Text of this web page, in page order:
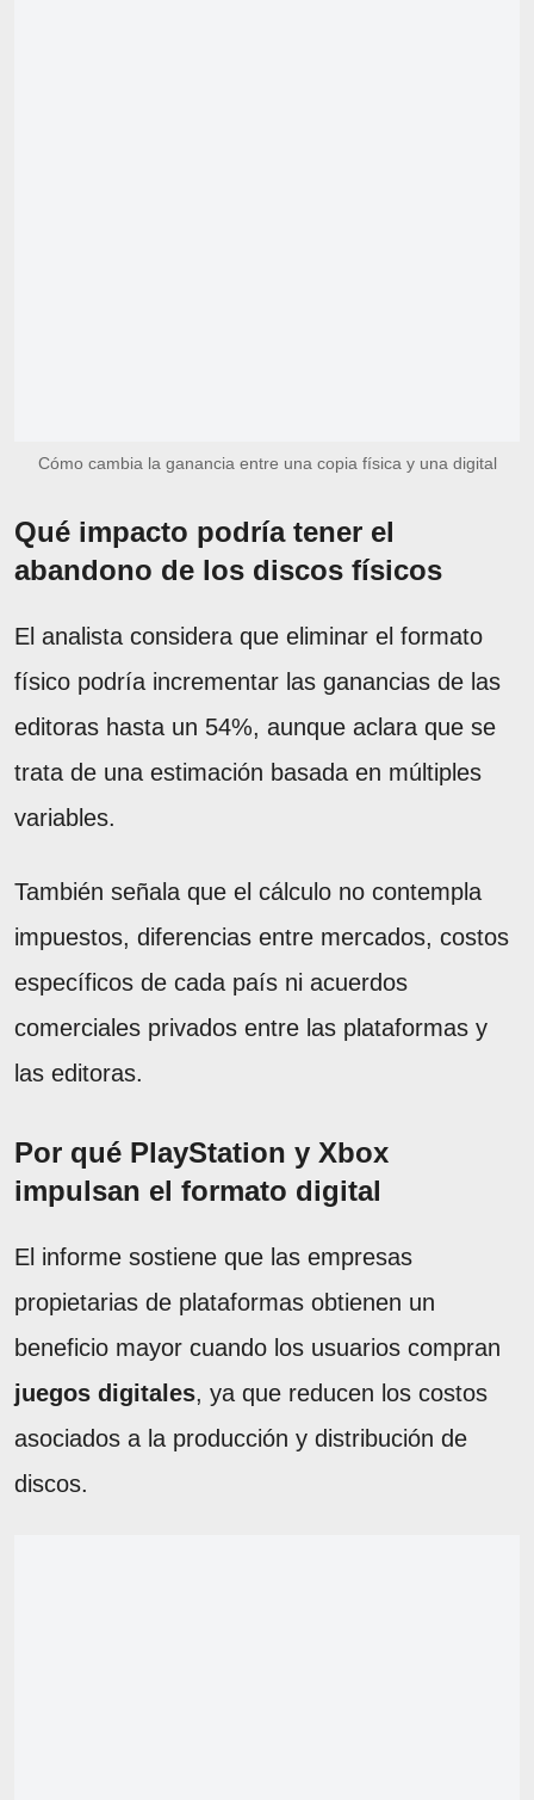
Cómo cambia la ganancia entre una copia física y una digital
Qué impacto podría tener el
abandono de los discos físicos
El analista considera que eliminar el formato
físico podría incrementar las ganancias de las
editoras hasta un 54%, aunque aclara que se
trata de una estimación basada en múltiples
variables.
También señala que el cálculo no contempla
impuestos, diferencias entre mercados, costos
específicos de cada país ni acuerdos
comerciales privados entre las plataformas y
las editoras.
Por qué PlayStation y Xbox
impulsan el formato digital
El informe sostiene que las empresas
propietarias de plataformas obtienen un
beneficio mayor cuando los usuarios compran
juegos digitales, ya que reducen los costos
asociados a la producción y distribución de
discos.